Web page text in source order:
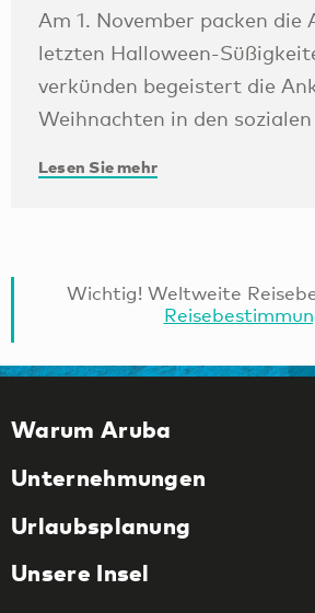
Am 1. November packen die
letzten Halloween-
verkünden begeistert die
Weihnachten in den
Lesen Sie mehr
Wichtig! Weltweite
Warum Aruba
Unternehmungen
Urlaubsplanung
Unsere Insel